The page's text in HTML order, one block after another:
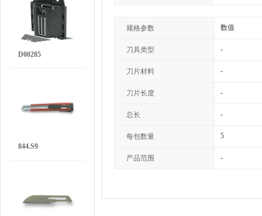
D00285
844.S9
规格参数 数值
刀具类型 -
刀片材料 -
刀片长度 -
总长 -
每包数量 5
产品范围 -